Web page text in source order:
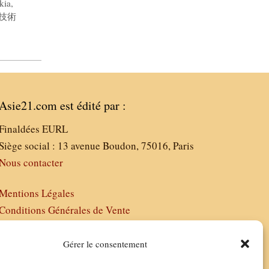
Gérer le consentement
,
術
est édité par :
EURL
social : 13 avenue Boudon, 75016, Paris
contacter
Légales
Générales de Vente